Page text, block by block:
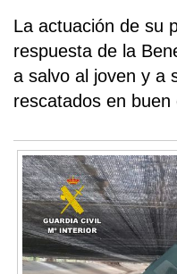
La actuación de su
respuesta de la
a salvo al joven y a
rescatados en buen